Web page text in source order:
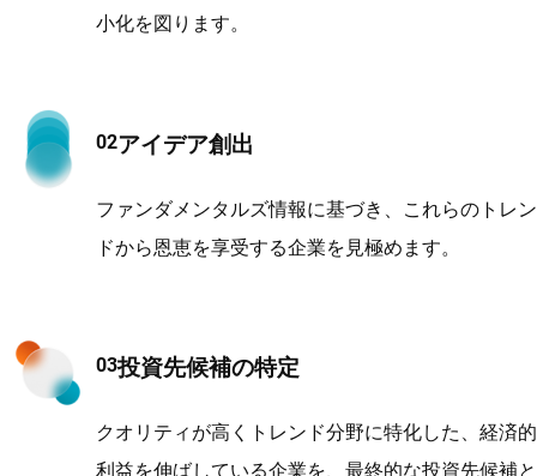
小化を図ります。
アイデア創出
ファンダメンタルズ情報に基づき、これらのトレン
ドから恩恵を享受する企業を見極めます。
投資先候補の特定
クオリティが高くトレンド分野に特化した、経済的
利益を伸ばしている企業を、最終的な投資先候補と